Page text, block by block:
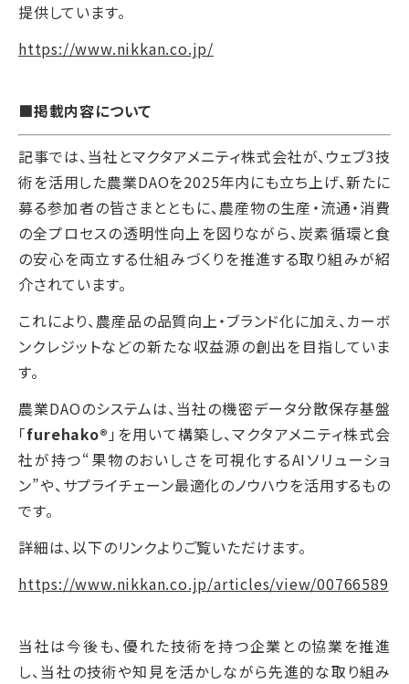
提供しています。
https://www.nikkan.co.jp/
■掲載内容について
記事では、当社とマクタアメニティ株式会社が、ウェブ3技
術を活用した農業DAOを2025年内にも立ち上げ、新たに
募る参加者の皆さまとともに、農産物の生産・流通・消費
の全プロセスの透明性向上を図りながら、炭素循環と食
の安心を両立する仕組みづくりを推進する取り組みが紹
介されています。
これにより、農産品の品質向上・ブランド化に加え、カーボ
ンクレジットなどの新たな収益源の創出を目指していま
す。
農業DAOのシステムは、当社の機密データ分散保存基盤
「furehako®︎ 」を用いて構築し、マクタアメニティ株式会
社が持つ“果物のおいしさを可視化するAIソリューショ
ン”や、サプライチェーン最適化のノウハウを活用するもの
です。
詳細は、以下のリンクよりご覧いただけます。
https://www.nikkan.co.jp/articles/view/00766589
当社は今後も、優れた技術を持つ企業との協業を推進
し、当社の技術や知見を活かしながら先進的な取り組み